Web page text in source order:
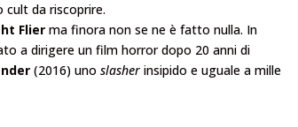
cult da riscoprire.
Flierma finora non se ne è fatto nulla. In
a dirigere un film horror dopo 20 anni di
(2016) unoslasher insipido e uguale a mille